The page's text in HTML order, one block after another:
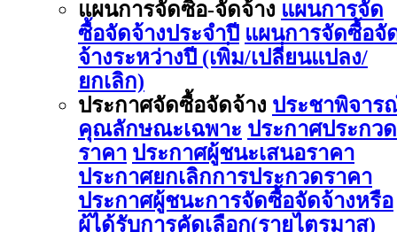
แผนการจัดซิ้อ-จัดจ้าง แผนการจัด
ซื้อจัดจ้างประจำปี แผนการจัดซื้อจั
จ้างระหว่างปี (เพิ่ม/เปลี่ยนแปลง/
ยกเลิก)
ประกาศจัดซื้อจัดจ้าง ประชาพิจาร
คุณลักษณะเฉพาะ ประกาศประกวด
ราคา ประกาศผู้ชนะเสนอราคา
ประกาศยกเลิกการประกวดราคา
ประกาศผู้ชนะการจัดซื้อจัดจ้างหรือ
ผู้ได้รับการคัดเลือก(รายไตรมาส)